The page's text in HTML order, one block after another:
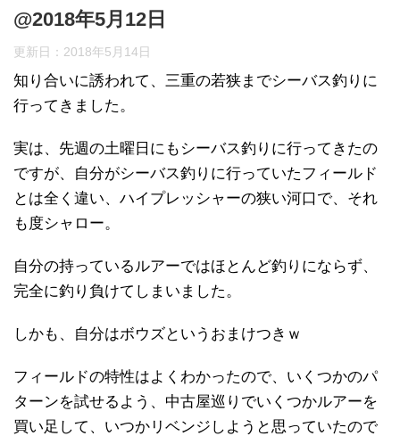
@2018年5月12日
更新日： 2018年5月14日
知り合いに誘われて、三重の若狭までシーバス釣りに
行ってきました。
実は、先週の土曜日にもシーバス釣りに行ってきたの
ですが、自分がシーバス釣りに行っていたフィールド
とは全く違い、ハイプレッシャーの狭い河口で、それ
も度シャロー。
自分の持っているルアーではほとんど釣りにならず、
完全に釣り負けてしまいました。
しかも、自分はボウズというおまけつきｗ
フィールドの特性はよくわかったので、いくつかのパ
ターンを試せるよう、中古屋巡りでいくつかルアーを
買い足して、いつかリベンジしようと思っていたので